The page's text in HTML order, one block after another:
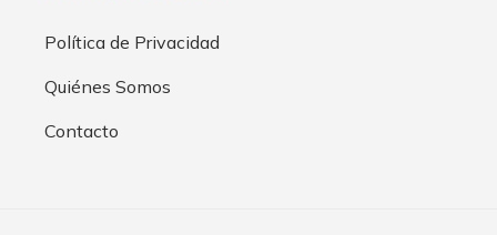
Política de Privacidad
Quiénes Somos
Contacto